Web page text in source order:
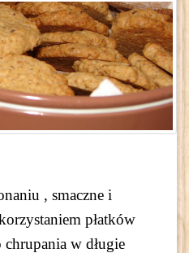
, smaczne i
płatków
w długie